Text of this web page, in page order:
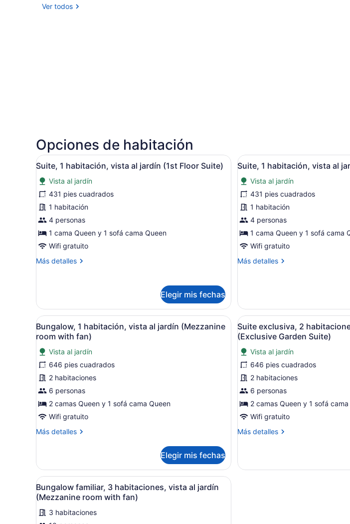
Ver todos
Opciones de habitación
Abrir
todas
las
fotos
de
Suite,
1
habitación,
vista
al
Suite)
Una sala de estar moderna con un sofá blanco, una mesa de
6
Suite, 1 habitación, vista al jardín (1st Floor Suite)
Vista al jardín
431 pies cuadrados
1 habitación
4 personas
1 cama Queen y 1 sofá cama Queen
Wifi gratuito
Más detalles
Más
habitación,
vista
al
jardín
(1st
Floor
Suite)
Elegir mis fechas
Abrir
todas
las
fotos
de
Suite,
1
habitación,
vista
al
8
Suite, 1 habitación, vista al
Vista al jardín
431 pies cuadrados
1 habitación
4 personas
1 cama Queen y 1 sofá cama
Wifi gratuito
Más detalles
Más
habitación,
vista
al
jardín
(Garden
Suite)
Abrir
todas
las
fotos
de
Bungalow,
1
habitación,
vista
jardín
with
fan)
Una mujer sentada en una silla reclinable blanca en un jardín con
7
Bungalow, 1 habitación, vista al jardín (Mezzanine
room with fan)
Vista al jardín
646 pies cuadrados
2 habitaciones
6 personas
2 camas Queen y 1 sofá cama Queen
Wifi gratuito
Más detalles
Más
1
habitación,
vista
al
jardín
(Mezzanine
room
Elegir mis fechas
Abrir
todas
las
fotos
de
Suite
exclusiva,
2
habitaciones,
al
Garden
4
Suite exclusiva, 2
(Exclusive Garden Suite)
Vista al jardín
646 pies cuadrados
2 habitaciones
6 personas
2 camas Queen y 1 sofá
Wifi gratuito
Más detalles
Más
exclusiva,
Abrir
todas
las
fotos
Un dormitorio con techo inclinado, una cama con cubrecama
8
Bungalow familiar, 3 habitaciones, vista al jardín
(Mezzanine room with fan)
3 habitaciones